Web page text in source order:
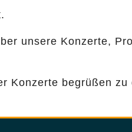
unsere Konzerte,
Konzerte begrüßen